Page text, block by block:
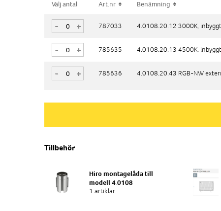
Välj antal Art.nr Benämning
+
- 787033 4.0108.20.12 3000K,
+
- 785635 4.0108.20.13 4500K,
+
- 785636 4.0108.20.43 RGB-NW
Välj antal Art.nr Benämning
+
- 787033 4.0108.20.12 3000K,
+
- 785635 4.0108.20.13 4500K,
+
- 785636 4.0108.20.43 RGB-NW
Tillbehör
Hiro montagelåda till
modell 4.0108
1 artiklar